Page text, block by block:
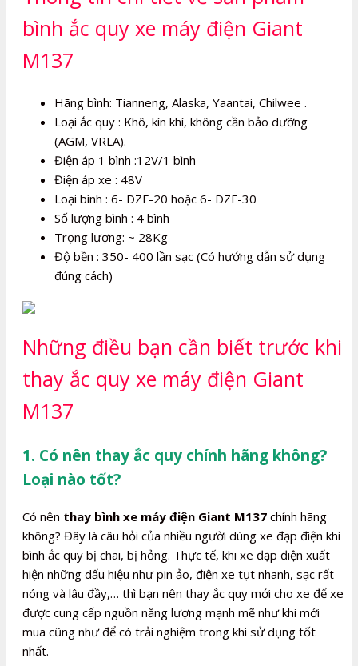
bình ắc quy xe máy điện Giant
M137
Hãng bình: Tianneng, Alaska, Yaantai, Chilwee .
Loại ắc quy : Khô, kín khí, không cần bảo dưỡng
(AGM, VRLA).
Điện áp 1 bình :12V/1 bình
Điện áp xe : 48V
Loại bình : 6- DZF-20 hoặc 6- DZF-30
Số lượng bình : 4 bình
Trọng lượng: ~ 28Kg
Độ bền : 350- 400 lần sạc (Có hướng dẫn sử dụng
đúng cách)
Những điều bạn cần biết trước khi
thay ắc quy xe máy điện Giant
M137
1. Có nên thay ắc quy chính hãng không?
Loại nào tốt?
Có nên thay bình xe máy điện Giant M137 chính hãng
không? Đây là câu hỏi của nhiều người dùng xe đạp điện khi
bình ắc quy bị chai, bị hỏng. Thực tế, khi xe đạp điện xuất
hiện những dấu hiệu như pin ảo, điện xe tụt nhanh, sạc rất
nóng và lâu đầy,… thì bạn nên thay ắc quy mới cho xe để xe
được cung cấp nguồn năng lượng mạnh mẽ như khi mới
mua cũng như để có trải nghiệm trong khi sử dụng tốt
nhất.